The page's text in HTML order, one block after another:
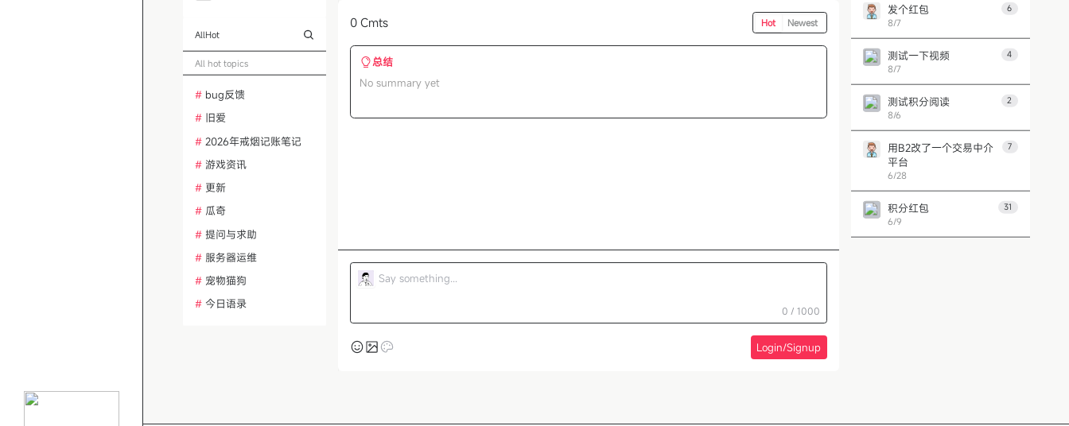
0 Cmts Hot Newest
总结
No summary yet
0 / 1000
Login/Signup
AllHot
All hot topics
#bug反馈
#旧爱
#2026年戒烟记账笔记
#游戏资讯
#更新
#瓜奇
#提问与求助
#服务器运维
#宠物猫狗
#今日语录
发个红包 6
8/7
测试一下视频 4
8/7
测试积分阅读 2
8/6
用B2改了一个交易中介
平台
7
6/28
积分红包 31
6/9
上一页
第 1 页 下一页